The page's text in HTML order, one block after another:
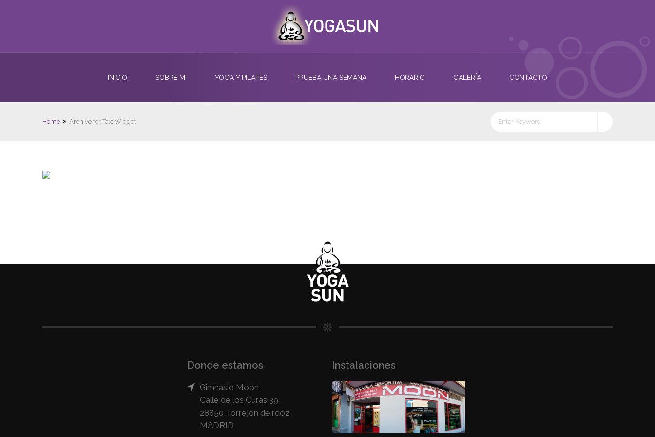
INICIO SOBRE MI YOGA Y PILATES PRUEBA UNA SEMANA HORARIO GALERÍA CONTACTO
Home Archive for Tax: Widget
Donde estamos
Gimnasio Moon
Calle de los Curas 39
28850 Torrejón de rdoz
MADRID
Instalaciones